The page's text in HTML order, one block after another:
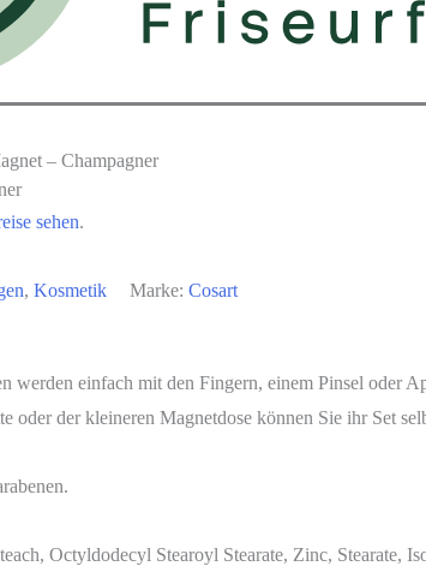
– Champagner
sehen.
, Kosmetik Marke: Cosart
werden einfach mit den Fingern, einem Pinsel oder
oder der kleineren Magnetdose können Sie ihr Set
Octyldodecyl Stearoyl Stearate, Zinc,